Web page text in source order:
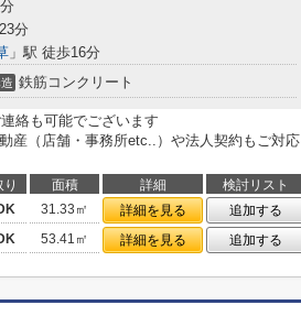
分
」駅 徒歩16分
鉄筋コンクリート
絡も可能でございます
産（店舗・事務所etc..）や法人契約もご対応
り 面積 詳細
検討リスト
31.33㎡ 詳細を見る
追加する
53.41㎡ 詳細を見る 追加する